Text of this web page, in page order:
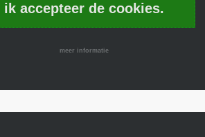
ik accepteer de cookies.
meer informatie